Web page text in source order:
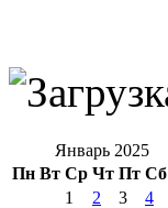
Январь 2025
Пн Вт Ср Чт Пт Сб
1 2 3 4